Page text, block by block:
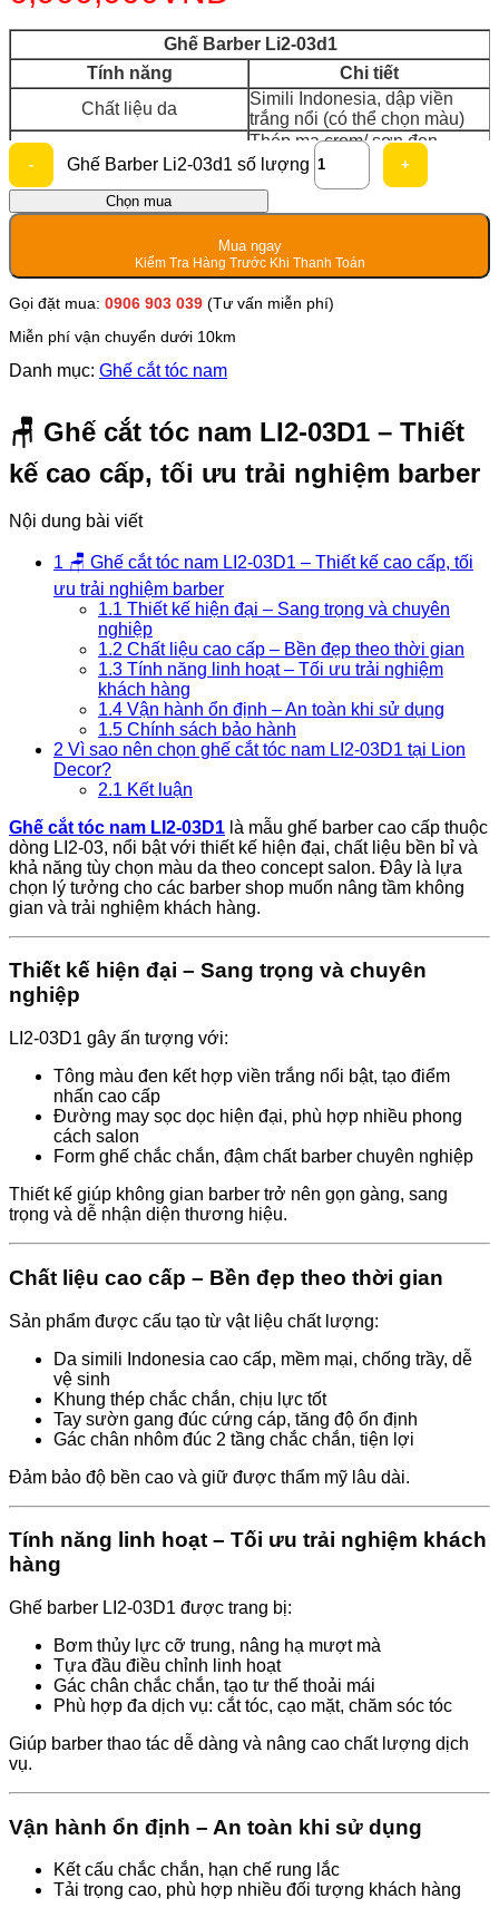
Ghế Barber Li2-03d1
Tính năng
Chi tiết
Chất liệu da
Simili Indonesia, dập viền
trắng nổi (có thể chọn màu)
Thép mạ crom/ sơn đen,
đường kính 70cm
Gác chân
Nhôm đúc, 2 tầng
Tay ghế
Gang đúc
62Kg
Tải trọng tối đa
200 Kg
Ghế Barber Li2-03d1 số lượng
Chọn mua
Mua ngay
Kiểm Tra Hàng Trước Khi Thanh Toán
Gọi đặt mua: 0906 903 039 (Tư vấn miễn phí)
Miễn phí vận chuyển dưới 10km
Danh mục: Ghế cắt tóc nam
🪑 Ghế cắt tóc nam LI2-03D1 – Thiết
kế cao cấp, tối ưu trải nghiệm barber
Nội dung bài viết
1 🪑 Ghế cắt tóc nam LI2-03D1 – Thiết kế cao cấp, tối
ưu trải nghiệm barber
1.1 Thiết kế hiện đại – Sang trọng và chuyên
nghiệp
1.2 Chất liệu cao cấp – Bền đẹp theo thời gian
1.3 Tính năng linh hoạt – Tối ưu trải nghiệm
khách hàng
1.4 Vận hành ổn định – An toàn khi sử dụng
1.5 Chính sách bảo hành
2 Vì sao nên chọn ghế cắt tóc nam LI2-03D1 tại Lion
Decor?
2.1 Kết luận
Ghế cắt tóc nam LI2-03D1 là mẫu ghế barber cao cấp thuộc
dòng LI2-03, nổi bật với thiết kế hiện đại, chất liệu bền bỉ và
khả năng tùy chọn màu da theo concept salon. Đây là lựa
chọn lý tưởng cho các barber shop muốn nâng tầm không
gian và trải nghiệm khách hàng.
Thiết kế hiện đại – Sang trọng và chuyên
nghiệp
LI2-03D1 gây ấn tượng với:
Tông màu đen kết hợp viền trắng nổi bật, tạo điểm
nhấn cao cấp
Đường may sọc dọc hiện đại, phù hợp nhiều phong
cách salon
Form ghế chắc chắn, đậm chất barber chuyên nghiệp
Thiết kế giúp không gian barber trở nên gọn gàng, sang
trọng và dễ nhận diện thương hiệu.
Chất liệu cao cấp – Bền đẹp theo thời gian
Sản phẩm được cấu tạo từ vật liệu chất lượng:
Da simili Indonesia cao cấp, mềm mại, chống trầy, dễ
vệ sinh
Khung thép chắc chắn, chịu lực tốt
Tay sườn gang đúc cứng cáp, tăng độ ổn định
Gác chân nhôm đúc 2 tầng chắc chắn, tiện lợi
Đảm bảo độ bền cao và giữ được thẩm mỹ lâu dài.
Tính năng linh hoạt – Tối ưu trải nghiệm khách
hàng
Ghế barber LI2-03D1 được trang bị:
Bơm thủy lực cỡ trung, nâng hạ mượt mà
Tựa đầu điều chỉnh linh hoạt
Gác chân chắc chắn, tạo tư thế thoải mái
Phù hợp đa dịch vụ: cắt tóc, cạo mặt, chăm sóc tóc
Giúp barber thao tác dễ dàng và nâng cao chất lượng dịch
vụ.
Vận hành ổn định – An toàn khi sử dụng
Kết cấu chắc chắn, hạn chế rung lắc
Tải trọng cao, phù hợp nhiều đối tượng khách hàng